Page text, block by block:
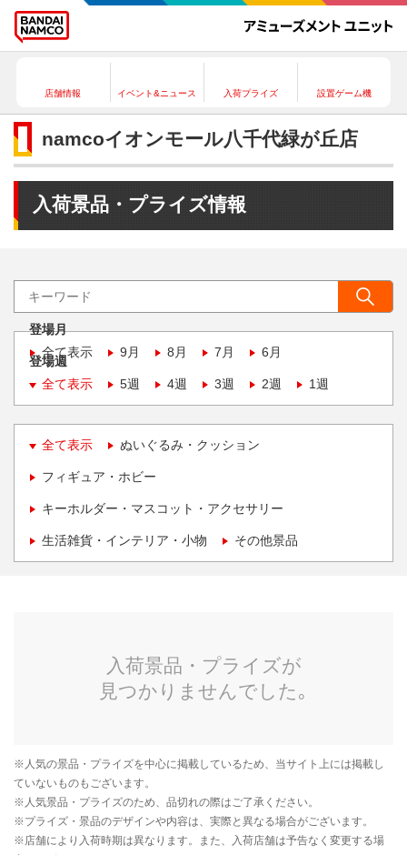
店舗情報 イベント&ニュース 入荷プライズ 設置ゲーム機
namcoイオンモール八千代緑が丘店
入荷景品・プライズ情報
登場月
全て表示
9月 8月 7月 6月
登場週
全て表示
5週 4週 3週 2週 1週
全て表示 ぬいぐるみ・クッション
フィギュア・ホビー
キーホルダー・マスコット・アクセサリー
生活雑貨・インテリア・小物 その他景品